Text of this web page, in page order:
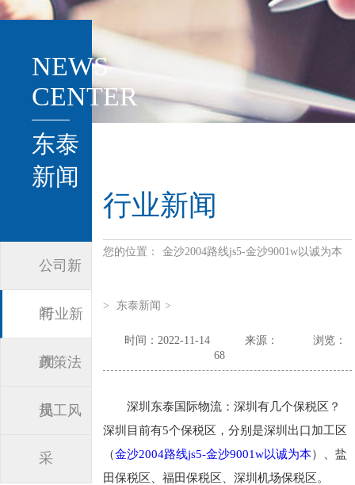
NEWS
CENTER
东泰
新闻
公司新
闻
行业新
闻
政策法
规
员工风
采
行业新闻
您的位置： 金沙2004路线js5-金沙9001w以诚为本
> 东泰新闻 >
时间：2022-11-14 来源：
浏览：
68
深圳东泰国际物流：深圳有几个保税区？
深圳目前有5个保税区，分别是深圳出口加工区
（金沙2004路线js5-金沙9001w以诚为本）、盐
田保税区、福田保税区、深圳机场保税区。